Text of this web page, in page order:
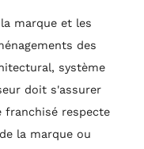
marque et les
des
système
doit s'assurer
respecte
la marque ou